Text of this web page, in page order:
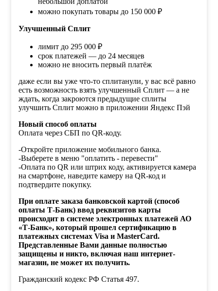
можно покупать товары до 150 000 ₽
Улучшенный Сплит
лимит до 295 000 ₽
срок платежей — до 24 месяцев
можно не вносить первый платёж
даже если вы уже что-то сплитанули, у вас всё равно
есть возможность взять улучшенный Сплит — а не
ждать, когда закроются предыдущие сплиты
улучшить Сплит можно в приложении Яндекс Пэй
Новый способ оплаты
Оплата через СБП по QR-коду.
-Откройте приложение мобильного банка.
-Выберете в меню "оплатить - перевести"
-Оплата по QR или штрих коду, активируется камера
на смартфоне, наведите камеру на QR-код и
подтвердите покупку.
При оплате заказа банковской картой (способ
оплаты Т-Банк) ввод реквизитов карты
происходит в системе электронных платежей АО
«Т-Банк», который прошел сертификацию в
платежных системах Visa и MasterCard.
Представленные Вами данные полностью
защищены и никто, включая наш интернет-
магазин, не может их получить.
Гражданский кодекс РФ Статья 497.